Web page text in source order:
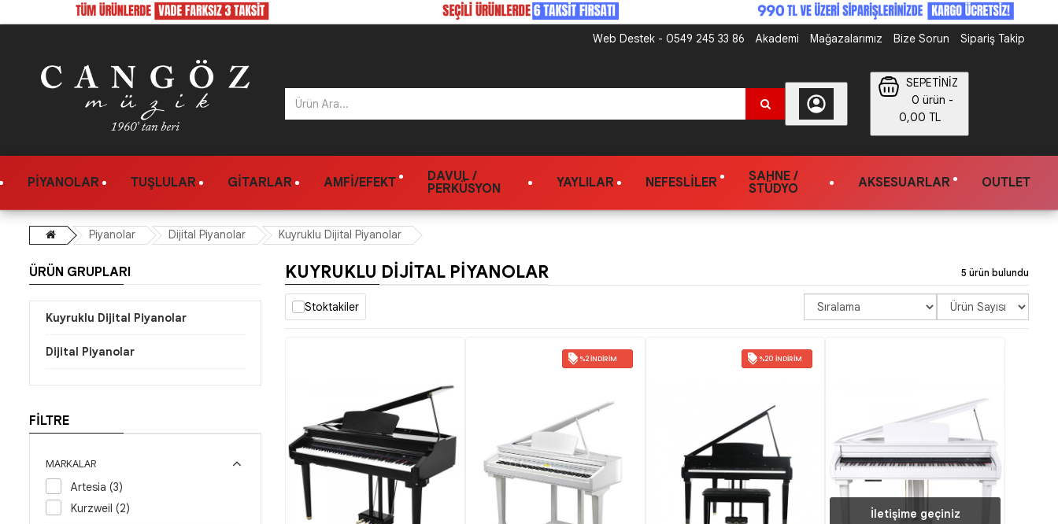
Web Destek - 0549 245 33 86 Akademi Mağazalarımız Bize Sorun Sipariş Takip
SEPETİNİZ
0 ürün -
0,00 TL
PIYANOLAR TUŞLULAR GITARLAR AMFI/EFEKT
DAVUL /
PERKÜSYON
YAYLILAR NEFESLILER
SAHNE /
STÜDYO
AKSESUARLAR OUTLET
Piyanolar Dijital Piyanolar Kuyruklu Dijital Piyanolar
ÜRÜN GRUPLARI
Kuyruklu Dijital Piyanolar
Dijital Piyanolar
FİLTRE
MARKALAR
Artesia (3)
Kurzweil (2)
KUYRUKLU DIJITAL PIYANOLAR 5 ürün bulundu
Stoktakiler
%2 İNDIRIM %20 İNDIRIM
İletişime geçiniz